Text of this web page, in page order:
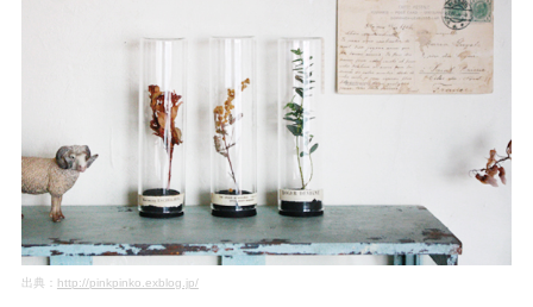
出典： http://pinkpinko.exblog.jp/